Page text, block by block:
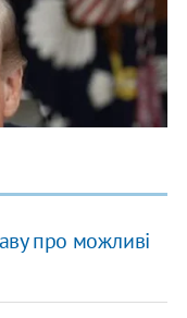
про можливі